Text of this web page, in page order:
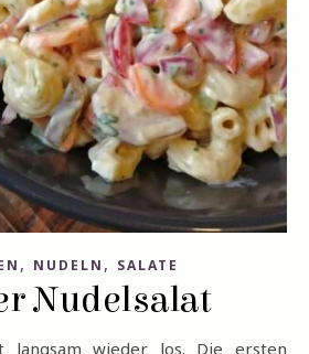
, NUDELN , SALATE
Nudelsalat